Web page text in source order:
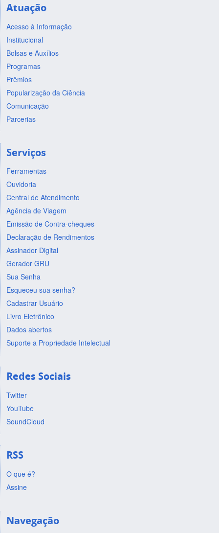
Atuação
Acesso à Informação
Institucional
Bolsas e Auxílios
Programas
Prêmios
Popularização da Ciência
Comunicação
Parcerias
Serviços
Ferramentas
Ouvidoria
Central de Atendimento
Agência de Viagem
Emissão de Contra-cheques
Declaração de Rendimentos
Assinador Digital
Gerador GRU
Sua Senha
Esqueceu sua senha?
Cadastrar Usuário
Livro Eletrônico
Dados abertos
Suporte a Propriedade Intelectual
Redes Sociais
Twitter
YouTube
SoundCloud
RSS
O que é?
Assine
Navegação